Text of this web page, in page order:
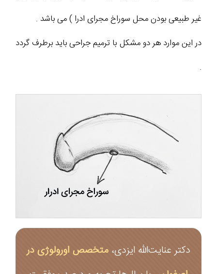
غیر طبیعی بودن محل سوراخ مجرای ادرا ) می باشد .
در این موارد هر دو مشکل با ترمیم جراحی باید برطرف گردد
.
دکتر عنایت‌الله ایزدی، متخصص اورولوژی در